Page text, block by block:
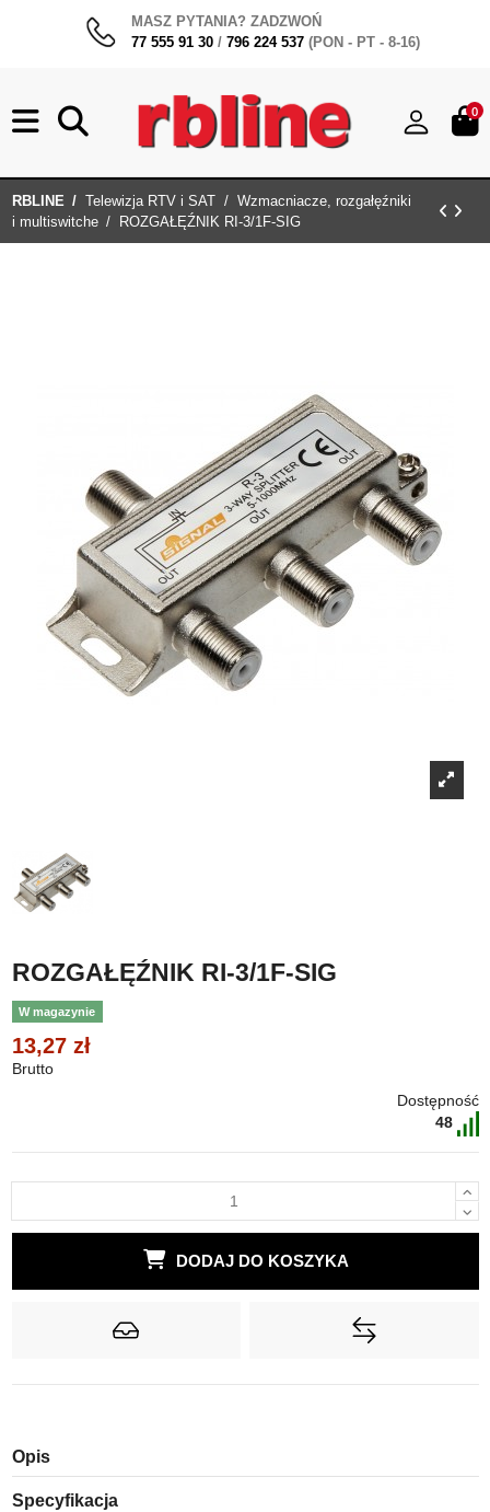
MASZ PYTANIA? ZADZWOŃ
77 555 91 30 / 796 224 537 (PON - PT - 8-16)
0
RBLINE Telewizja RTV i SAT
Wzmacniacze, rozgałęźniki
i multiswitche
ROZGAŁĘŹNIK RI-3/1F-SIG
ROZGAŁĘŹNIK RI-3/1F-SIG
W magazynie
13,27 zł
Brutto
Dostępność
48
DODAJ DO KOSZYKA
Opis
Specyfikacja